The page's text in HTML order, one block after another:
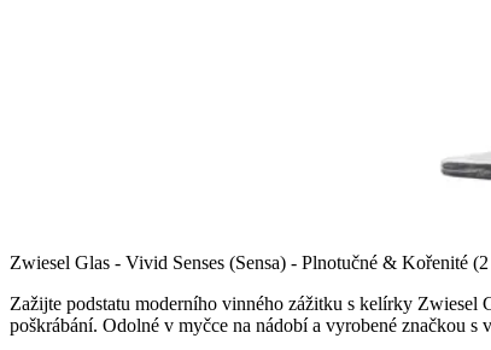
Zwiesel Glas - Vivid Senses (Sensa) - Plnotučné & Kořenité
Zažijte podstatu moderního vinného zážitku s kelírky
poškrábání. Odolné v myčce na nádobí a vyrobené značkou s